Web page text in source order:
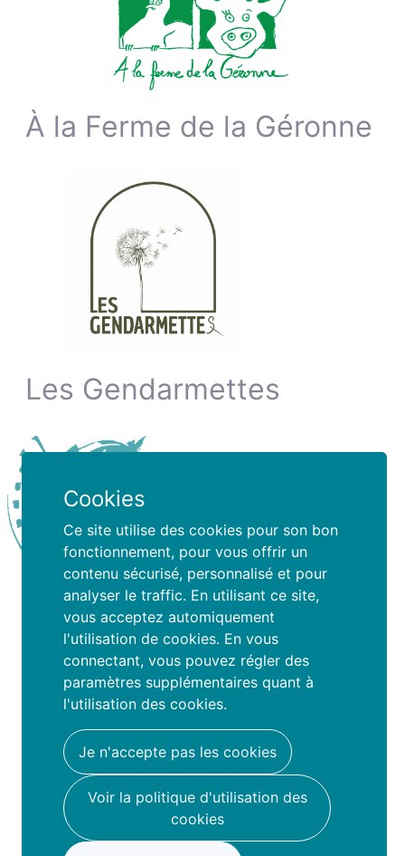
Cookies
Ce site utilise des cookies pour son bon
fonctionnement, pour vous offrir un
contenu sécurisé, personnalisé et pour
analyser le traffic. En utilisant ce site,
vous acceptez automiquement
l'utilisation de cookies. En vous
connectant, vous pouvez régler des
paramètres supplémentaires quant à
l'utilisation des cookies.
Je n'accepte pas les cookies
Voir la politique d'utilisation des
cookies
À la Ferme de la Géronne
Les Gendarmettes
Ry de lize
Ce que les parents disent
de nous
Famio a changé ma vie, j’ai découvert
des organisateurs de stages juste à